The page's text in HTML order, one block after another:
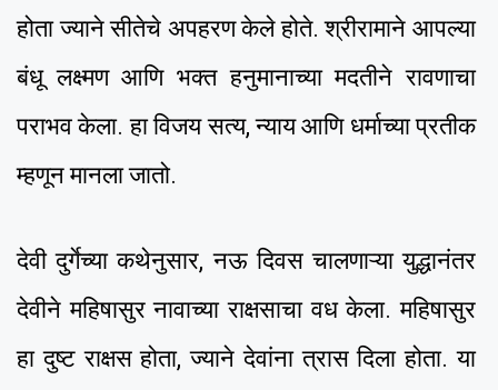
होता ज्याने सीतेचे अपहरण केले होते. श्रीरामाने आपल्या
बंधू लक्ष्मण आणि भक्त हनुमानाच्या मदतीने रावणाचा
पराभव केला. हा विजय सत्य, न्याय आणि धर्माच्या प्रतीक
म्हणून मानला जातो.
देवी दुर्गेच्या कथेनुसार, नऊ दिवस चालणाऱ्या युद्धानंतर
देवीने महिषासुर नावाच्या राक्षसाचा वध केला. महिषासुर
हा दुष्ट राक्षस होता, ज्याने देवांना त्रास दिला होता. या